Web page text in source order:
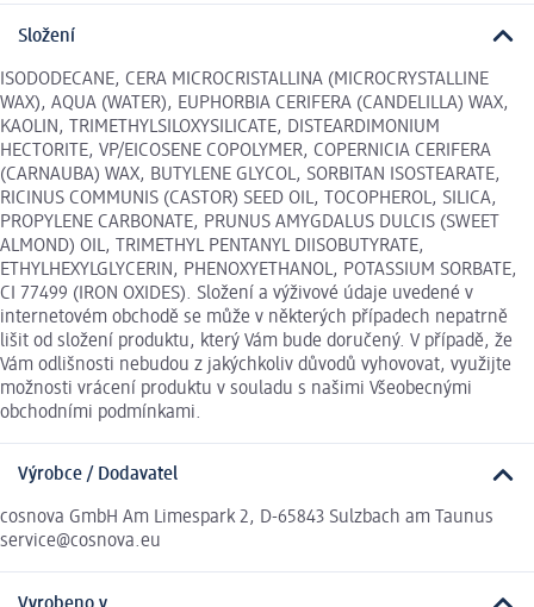
Složení
ISODODECANE, CERA MICROCRISTALLINA (MICROCRYSTALLINE
WAX), AQUA (WATER), EUPHORBIA CERIFERA (CANDELILLA) WAX,
KAOLIN, TRIMETHYLSILOXYSILICATE, DISTEARDIMONIUM
HECTORITE, VP/EICOSENE COPOLYMER, COPERNICIA CERIFERA
(CARNAUBA) WAX, BUTYLENE GLYCOL, SORBITAN ISOSTEARATE,
RICINUS COMMUNIS (CASTOR) SEED OIL, TOCOPHEROL, SILICA,
PROPYLENE CARBONATE, PRUNUS AMYGDALUS DULCIS (SWEET
ALMOND) OIL, TRIMETHYL PENTANYL DIISOBUTYRATE,
ETHYLHEXYLGLYCERIN, PHENOXYETHANOL, POTASSIUM SORBATE,
CI 77499 (IRON OXIDES). Složení a výživové údaje uvedené v
internetovém obchodě se může v některých případech nepatrně
lišit od složení produktu, který Vám bude doručený. V případě, že
Vám odlišnosti nebudou z jakýchkoliv důvodů vyhovovat, využijte
možnosti vrácení produktu v souladu s našimi Všeobecnými
obchodními podmínkami.
Výrobce / Dodavatel
cosnova GmbH Am Limespark 2, D-65843 Sulzbach am Taunus
service@cosnova.eu